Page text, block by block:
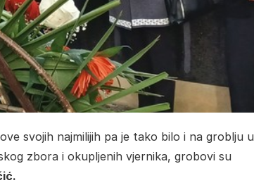
svojih najmilijih pa je tako bilo i na groblju u
zbora i okupljenih vjernika, grobovi su